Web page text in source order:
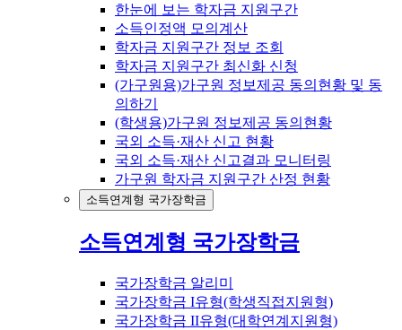
한눈에 보는 학자금 지원구간
소득인정액 모의계산
학자금 지원구간 정보 조회
학자금 지원구간 최신화 신청
(가구원용)가구원 정보제공 동의현황 및 동
의하기
(학생용)가구원 정보제공 동의현황
국외 소득·재산 신고 현황
국외 소득·재산 신고결과 모니터링
가구원 학자금 지원구간 산정 현황
소득연계형 국가장학금
소득연계형 국가장학금
국가장학금 알리미
국가장학금 I유형(학생직접지원형)
국가장학금 II유형(대학연계지원형)